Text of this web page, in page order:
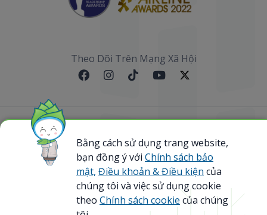
Theo Dõi Trên Mạng Xã Hội
Sơ đồ website
@ 2023 Bamboo Airways Copyright. All Rights
Reserved.
Business Registration Code: 0107867370
Bằng cách sử dụng trang website,
bạn đồng ý với Chính sách bảo
mật, Điều khoản & Điều kiện của
chúng tôi và việc sử dụng cookie
theo Chính sách cookie của chúng